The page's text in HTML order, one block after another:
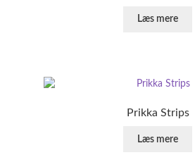
Læs mere
Prikka Strips
Læs mere